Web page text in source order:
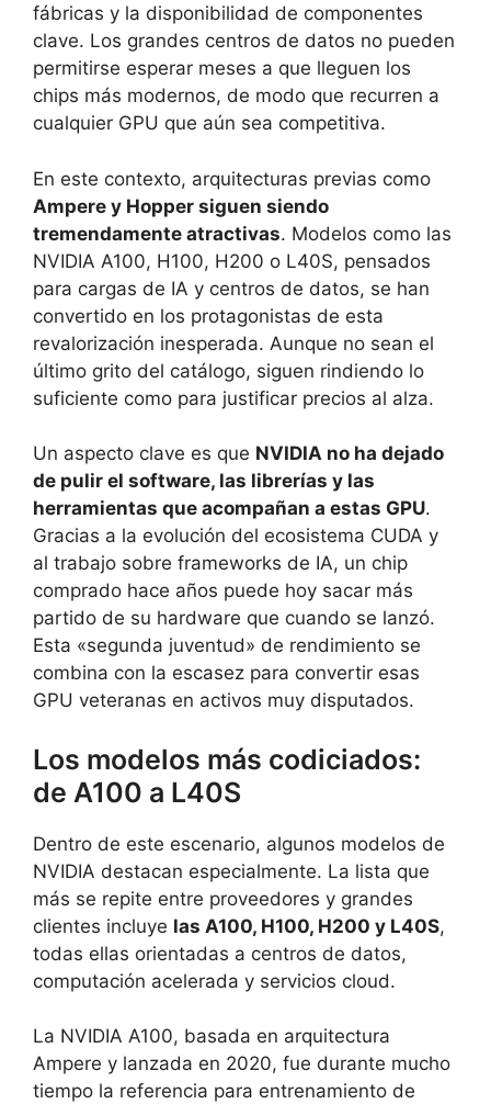
fábricas y la disponibilidad de componentes
clave. Los grandes centros de datos no pueden
permitirse esperar meses a que lleguen los
chips más modernos, de modo que recurren a
cualquier GPU que aún sea competitiva.
En este contexto, arquitecturas previas como
Ampere y Hopper siguen siendo
tremendamente atractivas. Modelos como las
NVIDIA A100, H100, H200 o L40S, pensados
para cargas de IA y centros de datos, se han
convertido en los protagonistas de esta
revalorización inesperada. Aunque no sean el
último grito del catálogo, siguen rindiendo lo
suficiente como para justificar precios al alza.
Un aspecto clave es que NVIDIA no ha dejado
de pulir el software, las librerías y las
herramientas que acompañan a estas GPU.
Gracias a la evolución del ecosistema CUDA y
al trabajo sobre frameworks de IA, un chip
comprado hace años puede hoy sacar más
partido de su hardware que cuando se lanzó.
Esta «segunda juventud» de rendimiento se
combina con la escasez para convertir esas
GPU veteranas en activos muy disputados.
Los modelos más codiciados:
de A100 a L40S
Dentro de este escenario, algunos modelos de
NVIDIA destacan especialmente. La lista que
más se repite entre proveedores y grandes
clientes incluye las A100, H100, H200 y L40S,
todas ellas orientadas a centros de datos,
computación acelerada y servicios cloud.
La NVIDIA A100, basada en arquitectura
Ampere y lanzada en 2020, fue durante mucho
tiempo la referencia para entrenamiento de